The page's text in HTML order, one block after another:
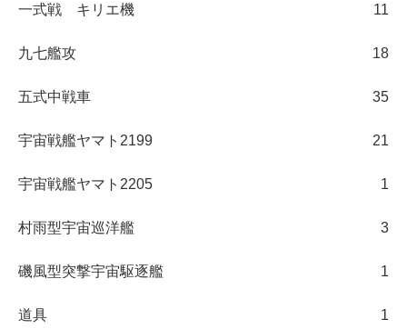
一式戦 キリエ機 11
九七艦攻 18
五式中戦車 35
宇宙戦艦ヤマト2199 21
宇宙戦艦ヤマト2205 1
村雨型宇宙巡洋艦 3
磯風型突撃宇宙駆逐艦 1
道具 1